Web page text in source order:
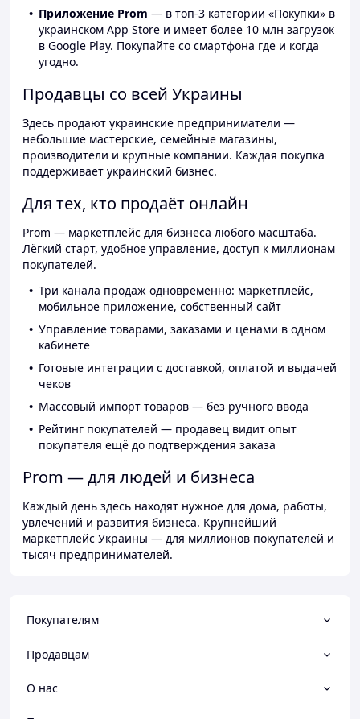
Приложение Prom — в топ-3 категории «Покупки» в
украинском App Store и имеет более 10 млн загрузок
в Google Play. Покупайте со смартфона где и когда
угодно.
Продавцы со всей Украины
Здесь продают украинские предприниматели —
небольшие мастерские, семейные магазины,
производители и крупные компании. Каждая покупка
поддерживает украинский бизнес.
Для тех, кто продаёт онлайн
Prom — маркетплейс для бизнеса любого масштаба.
Лёгкий старт, удобное управление, доступ к миллионам
покупателей.
Три канала продаж одновременно: маркетплейс,
мобильное приложение, собственный сайт
Управление товарами, заказами и ценами в одном
кабинете
Готовые интеграции с доставкой, оплатой и выдачей
чеков
Массовый импорт товаров — без ручного ввода
Рейтинг покупателей — продавец видит опыт
покупателя ещё до подтверждения заказа
Prom — для людей и бизнеса
Каждый день здесь находят нужное для дома, работы,
увлечений и развития бизнеса. Крупнейший
маркетплейс Украины — для миллионов покупателей и
тысяч предпринимателей.
Покупателям
Продавцам
О нас